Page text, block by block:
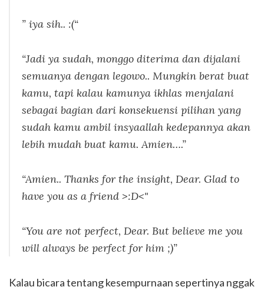
” iya sih.. :(“
“Jadi ya sudah, monggo diterima dan dijalani
semuanya dengan legowo.. Mungkin berat buat
kamu, tapi kalau kamunya ikhlas menjalani
sebagai bagian dari konsekuensi pilihan yang
sudah kamu ambil insyaallah kedepannya akan
lebih mudah buat kamu. Amien….”
“Amien.. Thanks for the insight, Dear. Glad to
have you as a friend >:D<"
“You are not perfect, Dear. But believe me you
will always be perfect for him ;)”
Kalau bicara tentang kesempurnaan sepertinya nggak